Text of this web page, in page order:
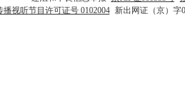
播视听节目许可证号 0102004 新出网证（京）